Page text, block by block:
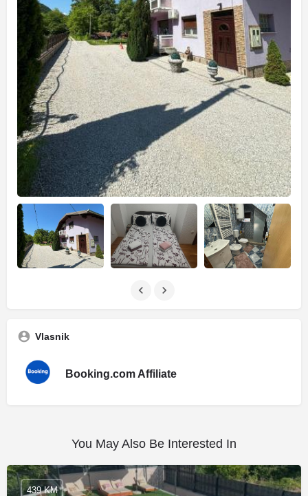
Vlasnik
Booking.com Affiliate
You May Also Be Interested In
439 KM